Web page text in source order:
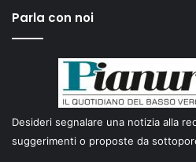
Parla con noi
Desideri segnalare una notizia alla
suggerimenti o proposte da